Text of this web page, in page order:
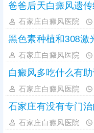
爸爸后天白癜风遗
石家庄白癜风医院
黑色素种植和308激
石家庄白癜风医院
白癜风多吃什么有
石家庄白癜风医院
石家庄有没有专门
石家庄白癜风医院